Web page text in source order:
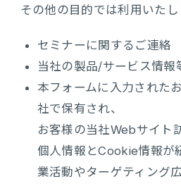
その他の目的では利用いたし
セミナーに関するご連絡
当社の製品/サービス情報
本フォームに入力された
社で保有され、
お客様の当社Webサイト
個人情報とCookie情報が
業活動やターゲティング